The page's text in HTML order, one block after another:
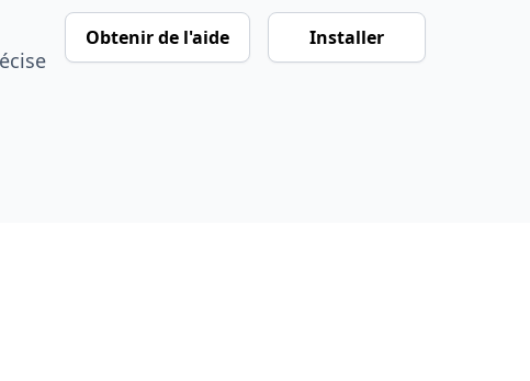
Obtenir de l'aide Installer